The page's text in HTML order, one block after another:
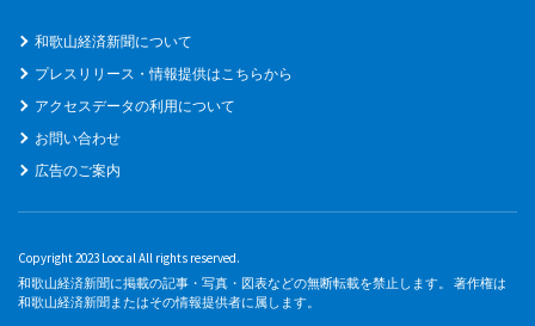
和歌山経済新聞について
プレスリリース・情報提供はこちらから
アクセスデータの利用について
お問い合わせ
広告のご案内
Copyright 2023 Loocal All rights reserved.
和歌山経済新聞に掲載の記事・写真・図表などの無断転載を禁止します。 著作権は
和歌山経済新聞またはその情報提供者に属します。